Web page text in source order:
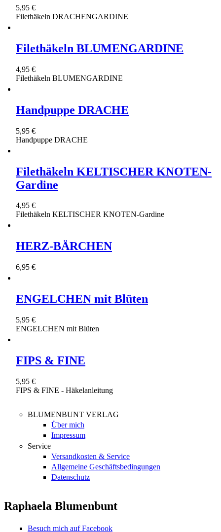
5,95 €
Filethäkeln DRACHENGARDINE
Filethäkeln BLUMENGARDINE
4,95 €
Filethäkeln BLUMENGARDINE
Handpuppe DRACHE
5,95 €
Handpuppe DRACHE
Filethäkeln KELTISCHER KNOTEN-
Gardine
4,95 €
Filethäkeln KELTISCHER KNOTEN-Gardine
HERZ-BÄRCHEN
6,95 €
ENGELCHEN mit Blüten
5,95 €
ENGELCHEN mit Blüten
FIPS & FINE
5,95 €
FIPS & FINE - Häkelanleitung
BLUMENBUNT VERLAG
Über mich
Impressum
Service
Versandkosten & Service
Allgemeine Geschäftsbedingungen
Datenschutz
Raphaela Blumenbunt
Besuch mich auf Facebook